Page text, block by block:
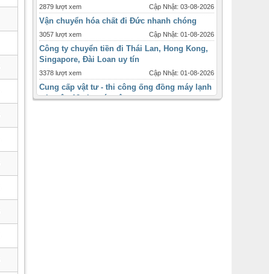
2879 lượt xem Cập Nhật: 03-08-2026
Vận chuyển hóa chất đi Đức nhanh chóng
3057 lượt xem Cập Nhật: 01-08-2026
Công ty chuyển tiền đi Thái Lan, Hong Kong,
Singapore, Đài Loan uy tín
3378 lượt xem Cập Nhật: 01-08-2026
Cung cấp vật tư - thi công ống đồng máy lạnh
tại quận 12 cho các công